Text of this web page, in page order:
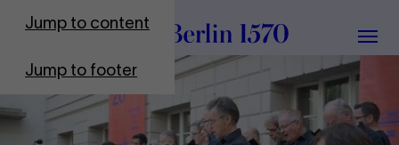
Jump to content
Jump to footer
To Frontpage